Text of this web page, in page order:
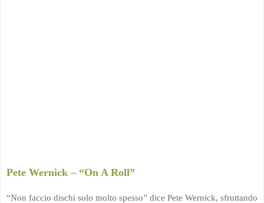
Pete Wernick – “On A Roll”
“Non faccio dischi solo molto spesso” dice Pete Wernick, sfruttando